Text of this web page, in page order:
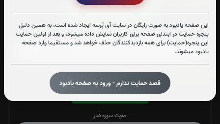
این صفحه یادبود به صورت رایگان در سایت آی پُرسه ایجاد شده است، به همین دلیل
پنجره حمایت در ابتدای صفحه برای کاربران نمایش داده میشود، و بعد از اولین حمایت
این پنجره(حمایت) برای همه بازدیدکنندگان حذف خواهد شد و مستقیما وارد صفحه
یادبود میشوند.
قصد حمایت ندارم - ورود به صفحه یادبود
قرائت سوره یاسین را تقبل میکنم
صوت سوره یاسین
209
قرائت سوره قدر را تقبل میکنم
صوت سوره قدر